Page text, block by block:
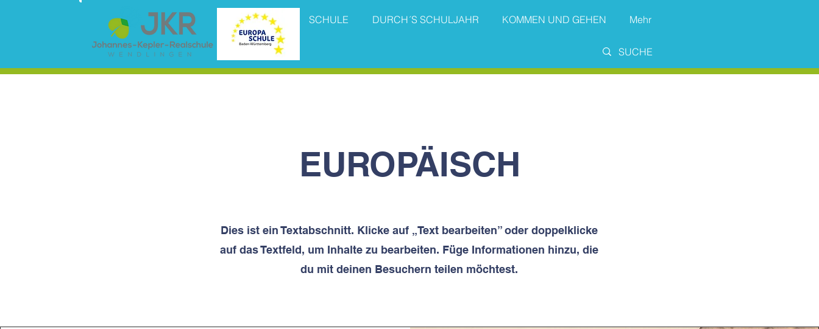
SCHULE DURCH´S SCHULJAHR KOMMEN UND GEHEN Mehr
EUROPÄISCH
Dies ist ein Textabschnitt. Klicke auf „Text bearbeiten” oder doppelklicke
auf das Textfeld, um Inhalte zu bearbeiten. Füge Informationen hinzu, die
du mit deinen Besuchern teilen möchtest.